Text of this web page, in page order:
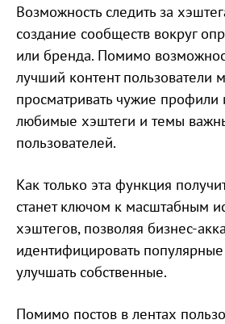
Возможность следить за
создание сообществ вокруг
или бренда. Помимо
лучший контент пользователи
просматривать чужие профили
любимые хэштеги и темы
пользователей.
Как только эта функция
станет ключом к масштабным
хэштегов, позволяя бизнес-
идентифицировать
улучшать собственные.
Помимо постов в лентах